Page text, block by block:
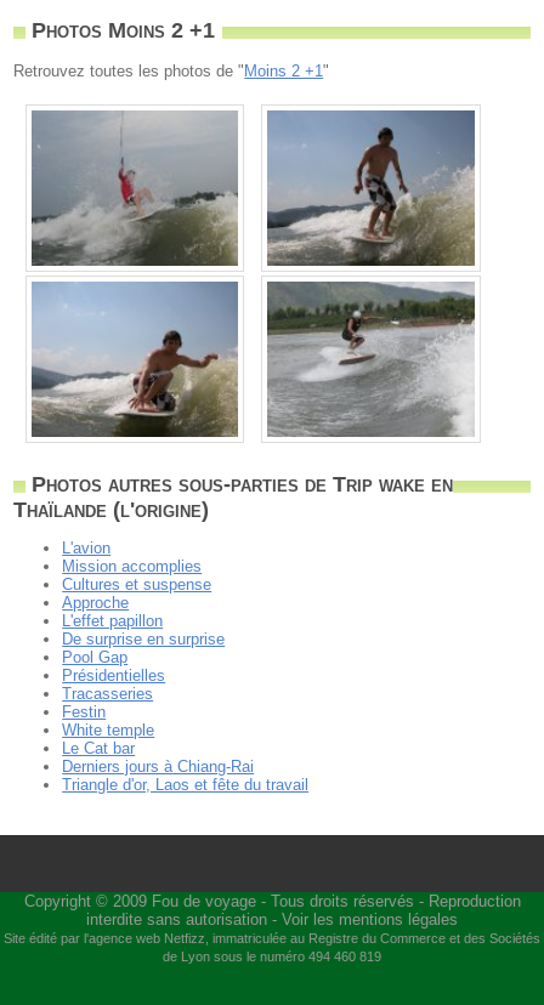
Photos Moins 2 +1
Retrouvez toutes les photos de " Moins 2 +1"
Photos autres sous-parties de Trip wake en
Thaïlande (l'origine)
L'avion
Mission accomplies
Cultures et suspense
Approche
L'effet papillon
De surprise en surprise
Pool Gap
Présidentielles
Tracasseries
Festin
White temple
Le Cat bar
Derniers jours à Chiang-Rai
Triangle d'or, Laos et fête du travail
Copyright © 2009 Fou de voyage- Tous droits réservés - Reproduction
interdite sans autorisation - Voir les mentions légales
Site édité par l'agence web Netfizz , immatriculée au Registre du Commerce et des Sociétés
de Lyon sous le numéro 494 460 819